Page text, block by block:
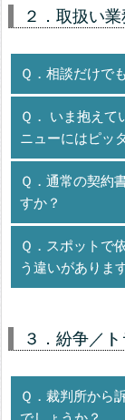
２．取扱い
Ｑ．相談だけで
Ｑ． いま抱えて
ニューにはピッ
Ｑ．通常の契約
すか？
Ｑ．スポットで
う違いがありま
３．紛争／
Ｑ．裁判所から